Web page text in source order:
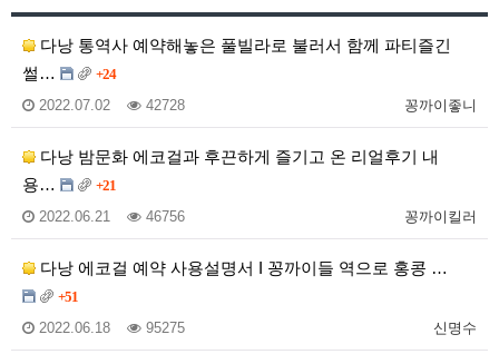
다낭 통역사 예약해놓은 풀빌라로 불러서 함께 파티즐긴
썰…
+24
꽁까이좋니
2022.07.02 42728
다낭 밤문화 에코걸과 후끈하게 즐기고 온 리얼후기 내
용…
+21
꽁까이킬러
2022.06.21 46756
다낭 에코걸 예약 사용설명서 I 꽁까이들 역으로 홍콩 …
+51
신명수
2022.06.18 95275